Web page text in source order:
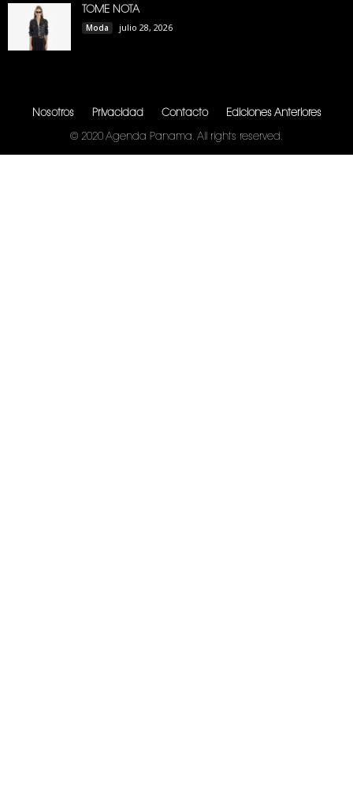
TOME NOTA
Moda julio 28, 2026
Nosotros Privacidad Contacto Ediciones Anteriores
© 2020 Agenda Panama. All rights reserved.